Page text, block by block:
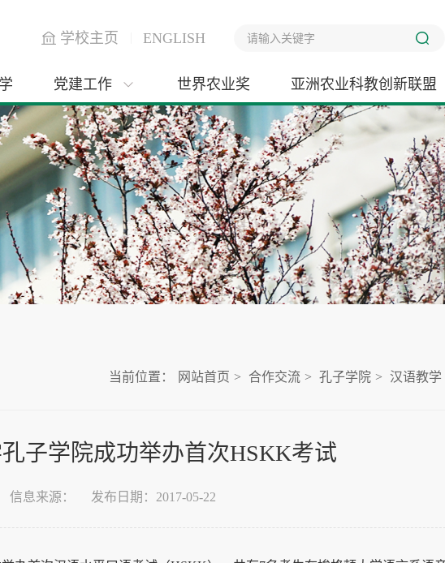
学校主页 ENGLISH
党建工作 世界农业奖 亚洲农业科教创新联盟
当前位置： 网站首页 > 合作交流 > 孔子学院 > 汉语教学
子学院成功举办首次HSKK考试
信息来源： 发布日期：2017-05-22